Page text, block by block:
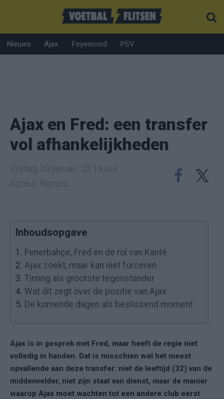
Nieuws Ajax Feyenoord PSV
Ajax en Fred: een transfer
vol afhankelijkheden
Inhoudsopgave
1. Fenerbahçe, Fred en de rol van Kanté
2. Ajax zoekt, maar kan niet forceren
3. Timing als grootste tegenstander
4. Wat dit zegt over de positie van Ajax
5. De komende dagen als beslissend moment
Ajax is in gesprek met Fred, maar heeft de regie niet
volledig in handen. Dat is misschien wel het meest
opvallende aan deze transfer: niet de leeftijd (32) van de
middenvelder, niet zijn staat van dienst, maar de manier
waarop Ajax moet wachten tot een andere club eerst